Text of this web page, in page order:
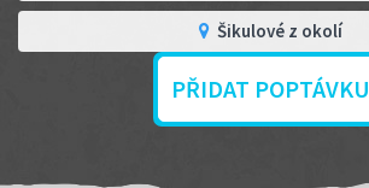
Šikulové z okolí
PŘIDAT POPTÁVKU